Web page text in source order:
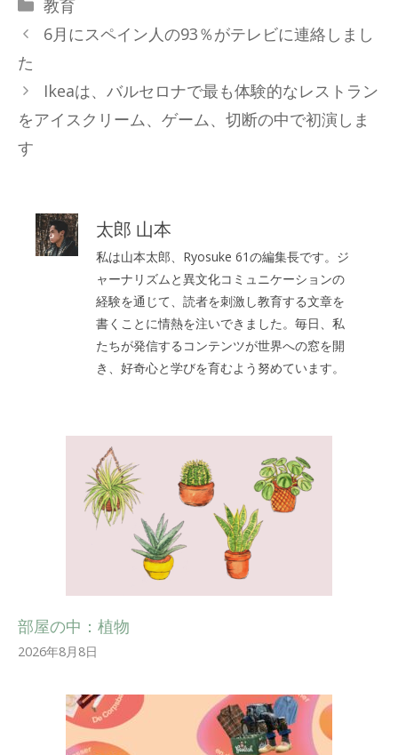
テ
ー
教育
6月にスペイン人の93％がテレビに連絡しまし
た
Ikeaは、バルセロナで最も体験的なレストラン
をアイスクリーム、ゲーム、切断の中で初演しま
す
太郎 山本
私は山本太郎、Ryosuke 61の編集長です。ジ
ャーナリズムと異文化コミュニケーションの
経験を通じて、読者を刺激し教育する文章を
書くことに情熱を注いできました。毎日、私
たちが発信するコンテンツが世界への窓を開
き、好奇心と学びを育むよう努めています。
部屋の中：植物
2026年8月8日